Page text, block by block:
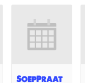
SoepPraat